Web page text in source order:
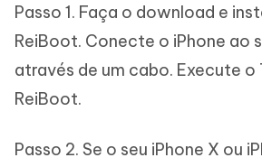
Passo 1. Faça o download e
ReiBoot. Conecte o iPhone ao
através de um cabo. Execute o
ReiBoot.
Passo 2. Se o seu iPhone X ou